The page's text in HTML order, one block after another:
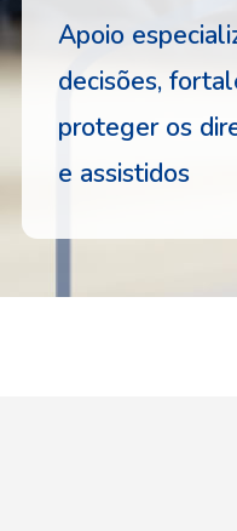
Apoio
decisões,
proteger os
e assistidos